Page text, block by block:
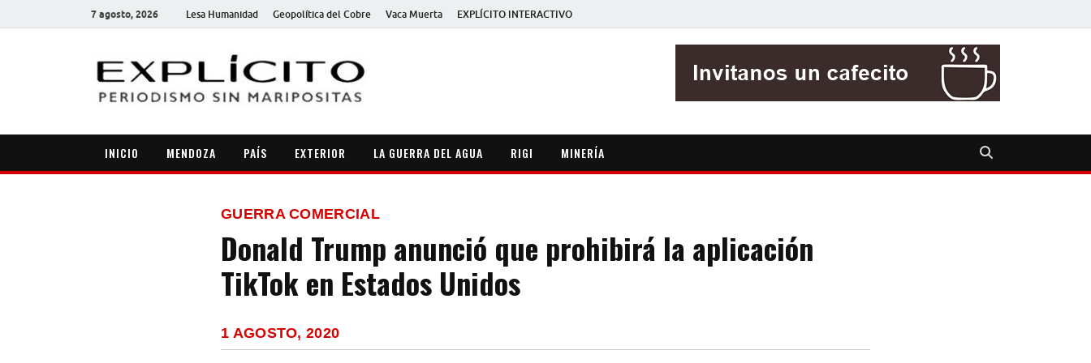
7 agosto, 2026 Lesa Humanidad Geopolítica del Cobre Vaca Muerta EXPLÍCITO INTERACTIVO
INICIO MENDOZA PAÍS EXTERIOR LA GUERRA DEL AGUA RIGI MINERÍA
GUERRA COMERCIAL
Donald Trump anunció que prohibirá la aplicación
TikTok en Estados Unidos
1 AGOSTO, 2020